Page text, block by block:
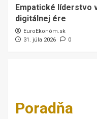
Empatické líderstvo
digitálnej ére
EuroEkonóm.sk
31. júla 2026
0
Poradňa